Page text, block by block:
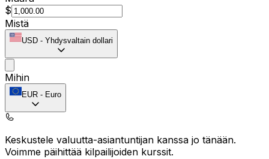
$
Mistä
USD - Yhdysvaltain dollari
Mihin
EUR - Euro
Keskustele valuutta-asiantuntijan kanssa jo tänään.
Voimme päihittää kilpailijoiden kurssit.